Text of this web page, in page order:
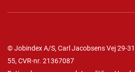
© Jobindex A/S, Carl Jacobsens Vej 29-
55, CVR-nr. 21367087